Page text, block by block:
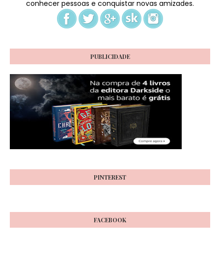
conhecer pessoas e conquistar novas amizades.
PUBLICIDADE
PINTEREST
FACEBOOK